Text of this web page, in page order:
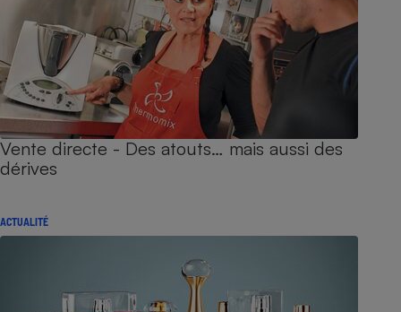
Vente directe - Des atouts… mais aussi des
dérives
ACTUALITÉ